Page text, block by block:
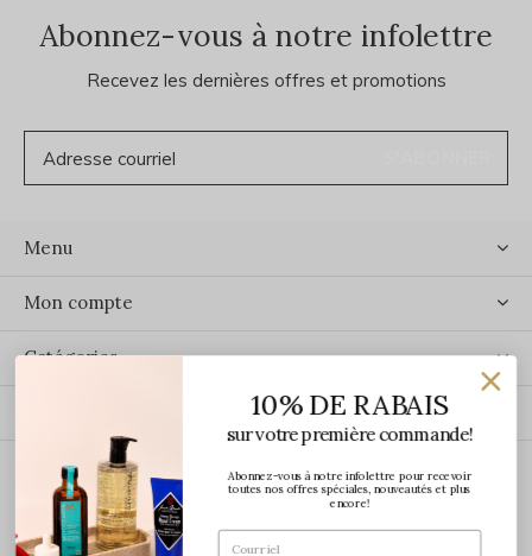
Abonnez-vous à notre infolettre
Recevez les dernières offres et promotions
Menu
Mon compte
Catégories
ÉCRIVEZ-NOUS
10% DE RABAIS
sur votre première commande!
Abonnez-vous à notre infolettre pour recevoir
toutes nos offres spéciales, nouveautés et plus
encore!